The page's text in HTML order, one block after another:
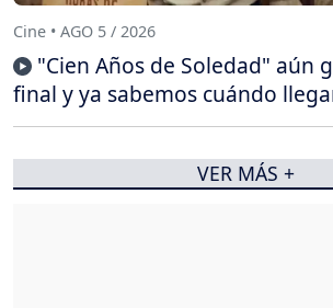
Cine • AGO 5 / 2026
"Cien Años de Soledad" aún
final y ya sabemos cuándo
VER MÁS +